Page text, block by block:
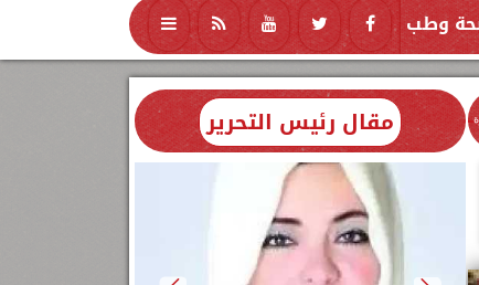
وطب تكنولوجيا منوعات محافظات
مقال رئيس التحرير